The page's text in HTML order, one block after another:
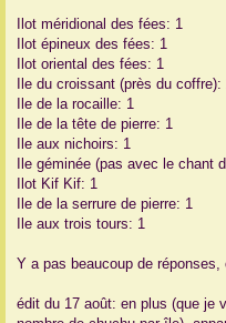
Ilot méridional des fées: 1
Ilot épineux des fées: 1
Ilot oriental des fées: 1
Ile du croissant (près du coffre):
Ile de la rocaille: 1
Ile de la tête de pierre: 1
Ile aux nichoirs: 1
Ile géminée (pas avec le chant
Ilot Kif Kif: 1
Ile de la serrure de pierre: 1
Ile aux trois tours: 1
Y a pas beaucoup de
édit du 17 août: en plus (que je